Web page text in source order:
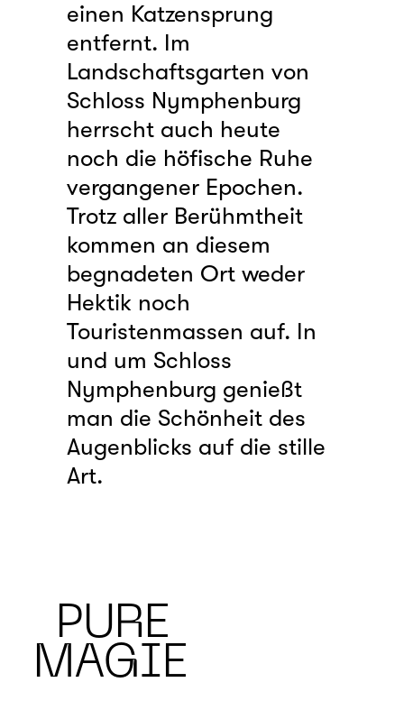
einen Katzensprung
entfernt. Im
Landschaftsgarten von
Schloss Nymphenburg
herrscht auch heute
noch die höfische Ruhe
vergangener Epochen.
Trotz aller Berühmtheit
kommen an diesem
begnadeten Ort weder
Hektik noch
Touristenmassen auf. In
und um Schloss
Nymphenburg genießt
man die Schönheit des
Augenblicks auf die stille
Art.
PURE
MAGIE